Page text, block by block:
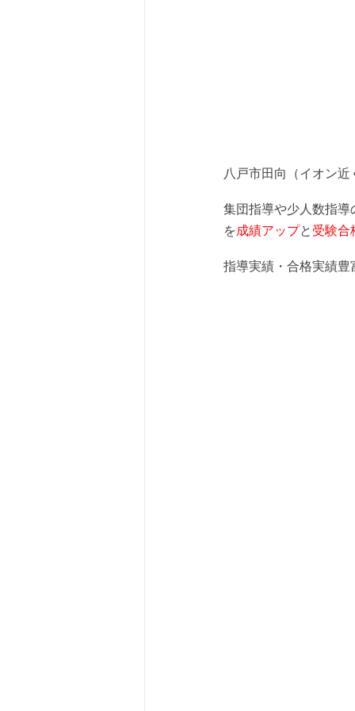
八戸市田向（イオン近
集団指導や少人数指導
を成績アップと 受験合
指導実績・合格実績豊